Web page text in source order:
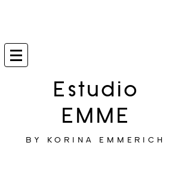
Estudio
EMME
BY KORINA EMMERICH